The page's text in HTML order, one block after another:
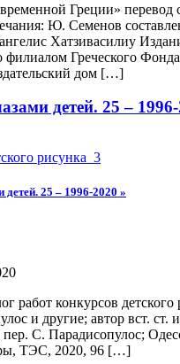
Греции» перевод
Ю. Семенов
Хатзивасилиу
филиалом Греческого
дом […]
детей. 25 –
детей. 25 – 1996-2020 »
работ конкурсов детского
и другие; автор вст. ст.
С. Парадисопулос;
ТЭС, 2020, 96 […]